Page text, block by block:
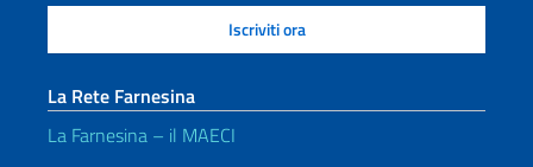
La Rete Farnesina
La Farnesina – il MAECI